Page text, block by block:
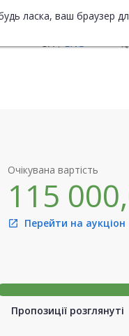
ласка, ваш браузер
UA
ENG
Очікувана вартість
115
open_in_new Перейти на аукціон
Пропозиції розглянуті